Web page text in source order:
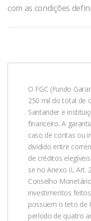
com as condições
O FGC (Fundo
250 mil do total de
Santander e
financeiro. A
caso de contas ou
dividido entre
de créditos
se no Anexo II, Art.
Conselho
investimentos
possuem o teto de
período de quatro